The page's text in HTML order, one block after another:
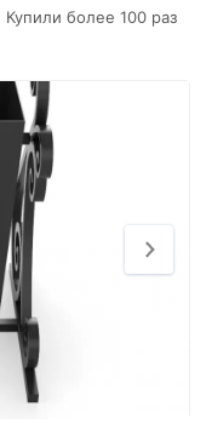
Купили более 100 раз